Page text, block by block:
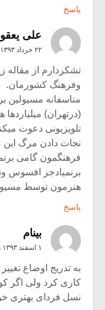
پاسخ
علی
۲۲ خرداد ۱۳۹۳ در ۳:۰۲ ب٫ظ
تشکردارم از مقاله
وفرهنگ کشورمان.
متاسفانه مسیولین
(درتهران)
تلویزیونی دعوت
نجات دادن مرگ این
فرهنگمون گامی
برنمیادجز افسوس
هنرمون توسط
پاسخ
بینام
۱ اسفند ۱۳۹۳ در ۱۰:۱۰ ب٫ظ
به تدریج اوضاع
کاری کرد ولی اگر
نسل فردای بهتری